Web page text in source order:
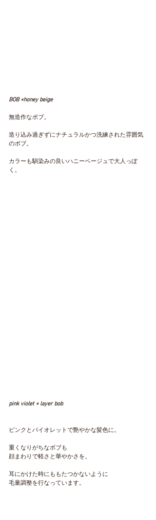
BOB ×honey beige
無造作なボブ。
造り込み過ぎずにナチュラルかつ洗練された雰囲気
のボブ。
カラーも馴染みの良いハニーベージュで大人っぽ
く。
pink violet × layer bob
ピンクとバイオレットで艶やかな髪色に。
重くなりがちなボブも
顔まわりで軽さと華やかさを。
耳にかけた時にももたつかないように
毛量調整を行なっています。